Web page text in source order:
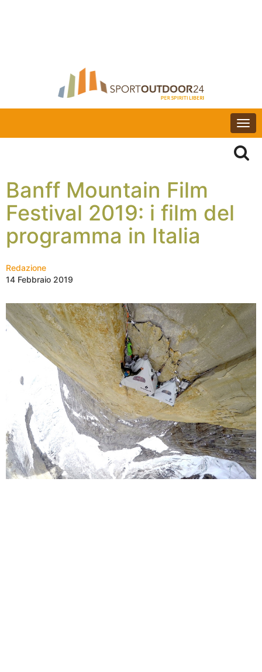
Banff Mountain Film
Festival 2019: i film del
programma in Italia
Redazione
14 Febbraio 2019